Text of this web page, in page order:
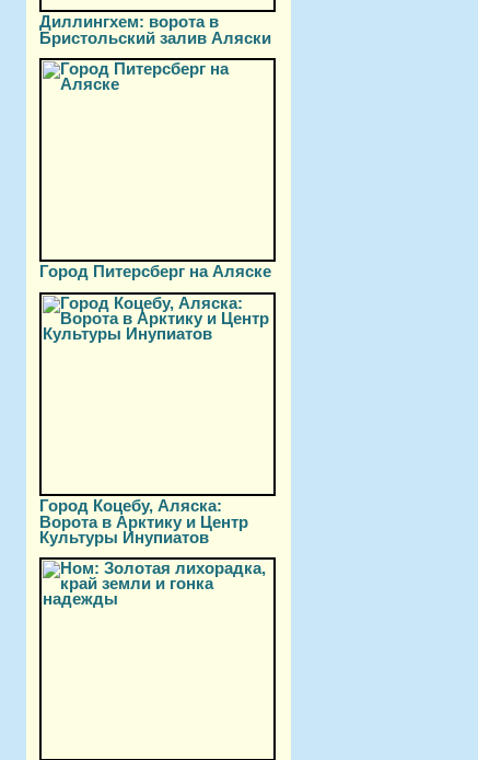
Диллингхем: ворота в
Бристольский залив Аляски
Город Питерсберг на Аляске
Город Коцебу, Аляска:
Ворота в Арктику и Центр
Культуры Инупиатов